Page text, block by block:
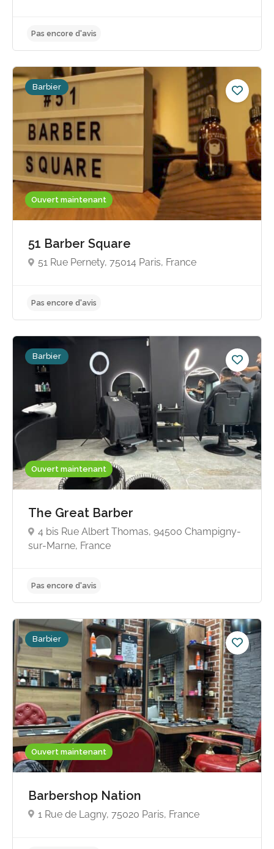
Pas encore d'avis
Pas encore d'avis
Ouvert maintenant
Barbier
51 Barber Square
51 Rue Pernety, 75014 Paris, France
Pas encore d'avis
Ouvert maintenant
Barbier
The Great Barber
4 bis Rue Albert Thomas, 94500 Champigny-
sur-Marne, France
Ouvert maintenant
Barbier
Barbershop Nation
1 Rue de Lagny, 75020 Paris, France